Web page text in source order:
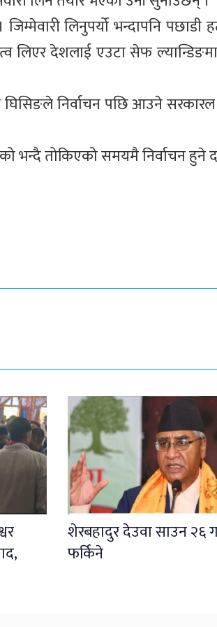
लिनुपर्यो भन्दापनि पछाडी
देशलाई एउटा सेफ
निर्वाचन पछि आउने
भन्दै तोकिएको समयमै निर्वाचन हुने
शेरबहादुर देउवा साउन २६
फर्किने